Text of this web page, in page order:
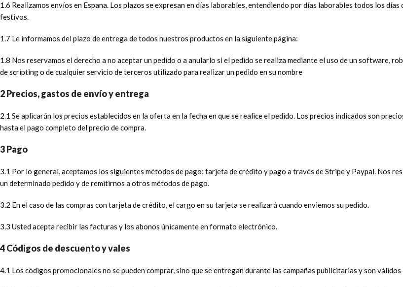
1.6 Realizamos envíos en Espana. Los plazos se expresan en días laborables, entendiendo por días laborables todos los
festivos.
1.7 Le informamos del plazo de entrega de todos nuestros productos en la siguiente página:
1.8 Nos reservamos el derecho a no aceptar un pedido o a anularlo si el pedido se realiza mediante el uso de un software,
de scripting o de cualquier servicio de terceros utilizado para realizar un pedido en su nombre
2 Precios, gastos de envío y entrega
2.1 Se aplicarán los precios establecidos en la oferta en la fecha en que se realice el pedido. Los precios indicados son
hasta el pago completo del precio de compra.
3 Pago
3.1 Por lo general, aceptamos los siguientes métodos de pago: tarjeta de crédito y pago a través de Stripe y Paypal. Nos
un determinado pedido y de remitirnos a otros métodos de pago.
3.2 En el caso de las compras con tarjeta de crédito, el cargo en su tarjeta se realizará cuando enviemos su pedido.
3.3 Usted acepta recibir las facturas y los abonos únicamente en formato electrónico.
4 Códigos de descuento y vales
4.1 Los códigos promocionales no se pueden comprar, sino que se entregan durante las campañas publicitarias y son